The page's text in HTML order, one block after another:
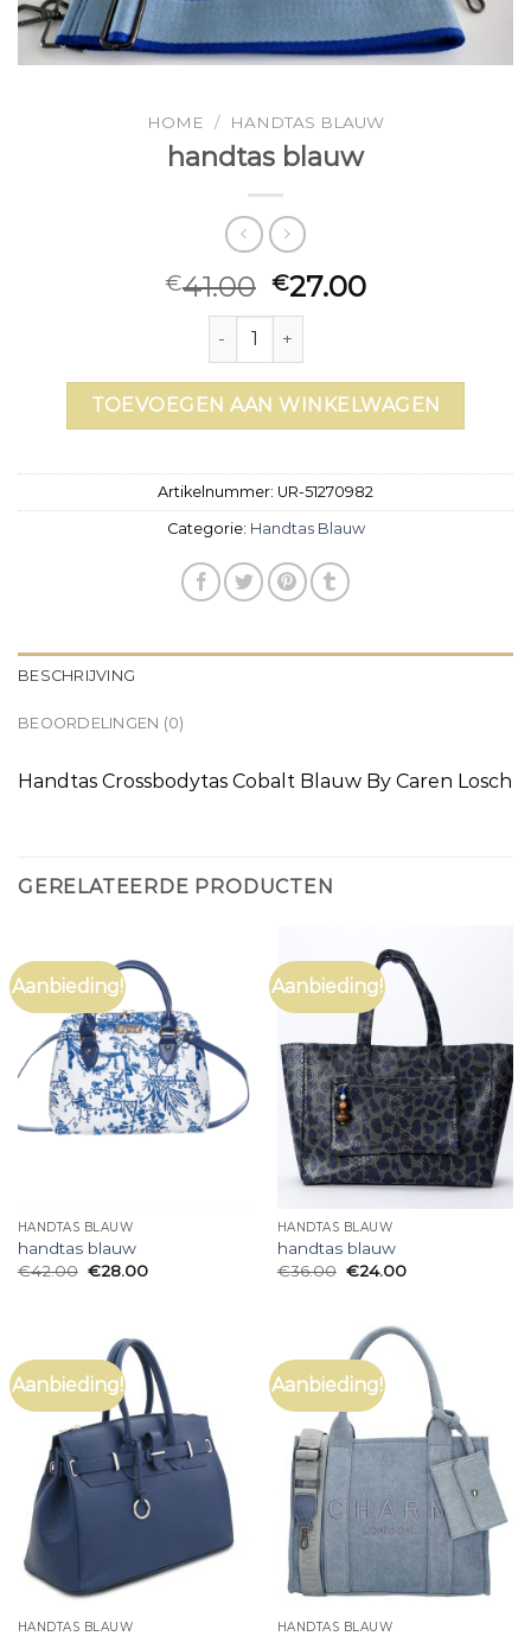
HOME / HANDTAS BLAUW
handtas blauw
€41.00 €27.00
handtas blauw aantal
TOEVOEGEN AAN WINKELWAGEN
Artikelnummer: UR-51270982
Categorie: Handtas Blauw
BESCHRIJVING
BEOORDELINGEN (0)
Handtas Crossbodytas Cobalt Blauw By Caren Losch
GERELATEERDE PRODUCTEN
Aanbieding!
HANDTAS BLAUW
handtas blauw
€42.00 €28.00
Aanbieding!
HANDTAS BLAUW
handtas blauw
€36.00 €24.00
Aanbieding!
HANDTAS BLAUW
Aanbieding!
HANDTAS BLAUW